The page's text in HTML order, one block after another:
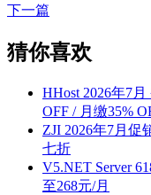
下一篇
猜你喜欢
HHost 2026年7
OFF / 月缴35%
ZJI 2026年7月
七折
V5.NET Server
至268元/月